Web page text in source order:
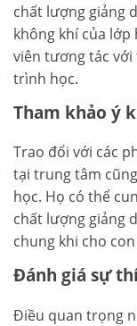
chất lượng giảng
không khí của lớp
viên tương tác
trình học.
Tham khảo ý
Trao đổi với các
tại trung tâm
học. Họ có thể
chất lượng giảng
chung khi cho
Đánh giá sự
Điều quan trọng